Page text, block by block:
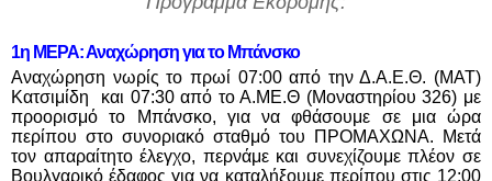
1η ΜΕΡΑ: Αναχώρηση για το Μπάνσκο
Αναχώρηση νωρίς το πρωί 07:00 από την Δ.Α.Ε.Θ. (ΜΑΤ)
Κατσιμίδη
και 07:30 από το Α.ΜΕ.Θ (Μοναστηρίου 326) με
προορισμό το Μπάνσκο, για να φθάσουμε σε μια ώρα
περίπου στο συνοριακό σταθμό του ΠΡΟΜΑΧΩΝΑ. Μετά
τον απαραίτητο έλεγχο, περνάμε και συνεχίζουμε πλέον σε
Βουλγαρικό έδαφος για να καταλήξουμε περίπου στις 12:00